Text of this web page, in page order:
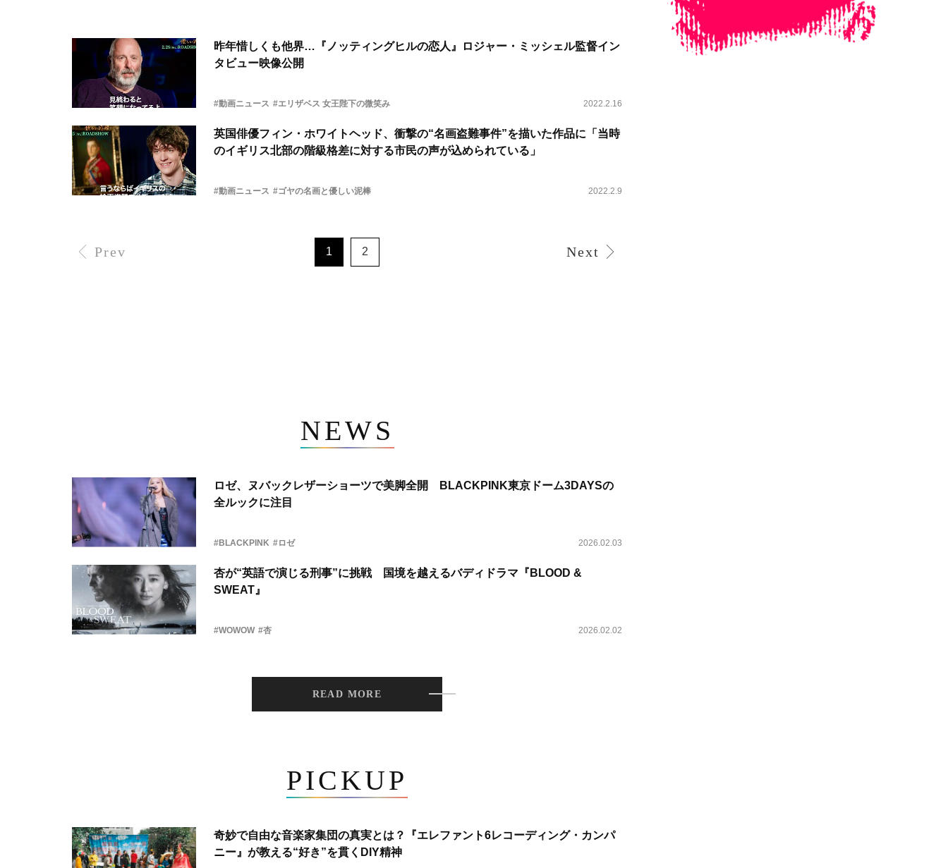
昨年惜しくも他界…『ノッティングヒルの恋人』ロジャー・ミッシェル監督イン
タビュー映像公開
#動画ニュース #エリザベス 女王陛下の微笑み 2022.2.16
英国俳優フィン・ホワイトヘッド、衝撃の“名画盗難事件”を描いた作品に「当時
のイギリス北部の階級格差に対する市民の声が込められている」
#動画ニュース #ゴヤの名画と優しい泥棒 2022.2.9
Prev 1 2 Next
NEWS
ロゼ、ヌバックレザーショーツで美脚全開 BLACKPINK東京ドーム3DAYSの
全ルックに注目
#BLACKPINK #ロゼ 2026.02.03
杏が“英語で演じる刑事”に挑戦 国境を越えるバディドラマ『BLOOD &
SWEAT』
#WOWOW #杏 2026.02.02
READ MORE
PICKUP
奇妙で自由な音楽家集団の真実とは？『エレファント6レコーディング・カンパ
ニー』が教える“好き”を貫くDIY精神